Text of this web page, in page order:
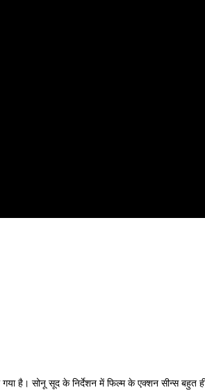
है। सोनू सूद के निर्देशन में फिल्म के एक्शन सीन्स बहुत